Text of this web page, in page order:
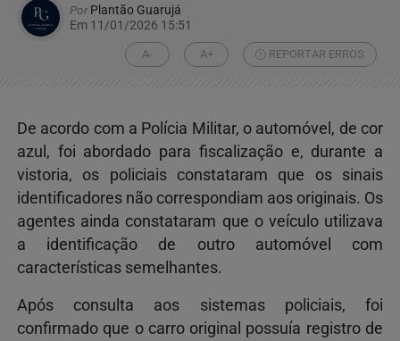
PorPlantão Guarujá
Em 11/01/2026 15:51
A- A+ REPORTAR ERROS
De acordo com a Polícia Militar, o automóvel, de cor
azul, foi abordado para fiscalização e, durante a
vistoria, os policiais constataram que os sinais
identificadores não correspondiam aos originais. Os
agentes ainda constataram que o veículo utilizava
a identificação de outro automóvel com
características semelhantes.
Após consulta aos sistemas policiais, foi
confirmado que o carro original possuía registro de